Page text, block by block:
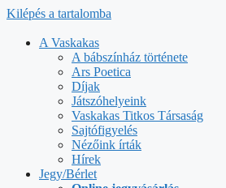
Kilépés a tartalomba
A Vaskakas
A bábszínház története
Ars Poetica
Díjak
Játszóhelyeink
Vaskakas Titkos Társaság
Sajtófigyelés
Nézőink írták
Hírek
Jegy/Bérlet